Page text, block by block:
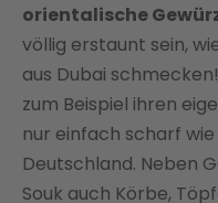
orientalische
völlig erstaunt sein,
aus Dubai
zum Beispiel ihren
nur einfach scharf
Deutschland. Neben
Souk auch Körbe,